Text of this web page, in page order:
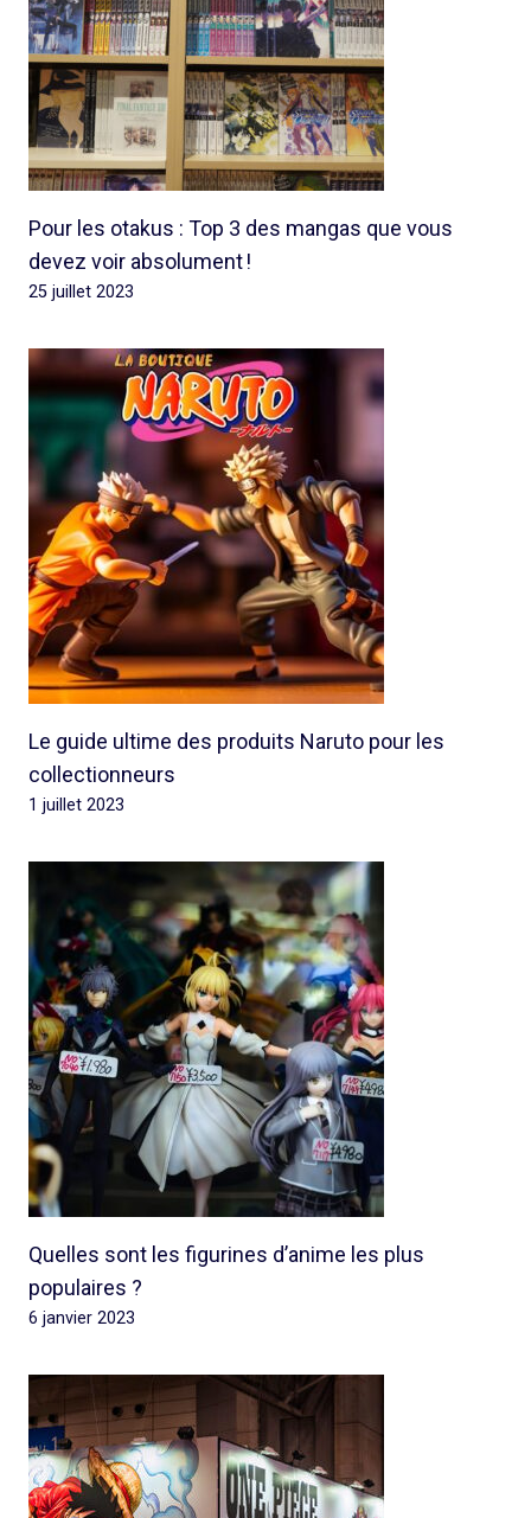
Pour les otakus : Top 3 des mangas que vous
devez voir absolument !
25 juillet 2023
Le guide ultime des produits Naruto pour les
collectionneurs
1 juillet 2023
Quelles sont les figurines d’anime les plus
populaires ?
6 janvier 2023